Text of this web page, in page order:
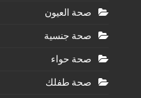
صحة العيون
صحة جنسية
صحة حواء
صحة طفلك